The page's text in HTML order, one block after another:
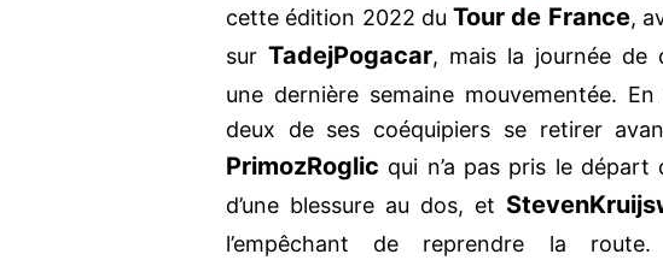
cette édition 2022 duTour de France,
sur TadejPogacar, mais la journée de
une dernière semaine mouvementée.
deux de ses coéquipiers se retirer
PrimozRoglic qui n’a pas pris le
d’une blessure au dos, et Steven
l’empêchant de reprendre la route.